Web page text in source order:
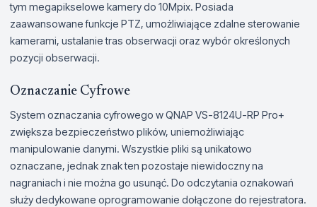
tym megapikselowe kamery do 10Mpix. Posiada
zaawansowane funkcje PTZ, umożliwiające zdalne sterowanie
kamerami, ustalanie tras obserwacji oraz wybór określonych
pozycji obserwacji.
Oznaczanie Cyfrowe
System oznaczania cyfrowego w QNAP VS-8124U-RP Pro+
zwiększa bezpieczeństwo plików, uniemożliwiając
manipulowanie danymi. Wszystkie pliki są unikatowo
oznaczane, jednak znak ten pozostaje niewidoczny na
nagraniach i nie można go usunąć. Do odczytania oznakowań
służy dedykowane oprogramowanie dołączone do rejestratora.